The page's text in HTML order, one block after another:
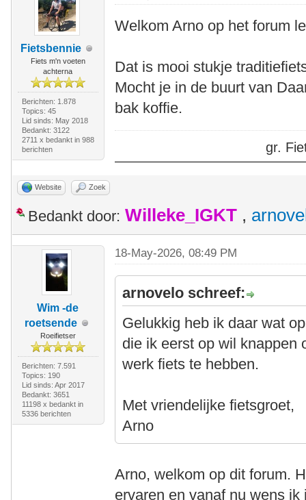
Fietsbennie
Fiets m'n voeten
achterna
Berichten: 1.878
Topics: 45
Lid sinds: May 2018
Bedankt: 3122
2711 x bedankt in 988
berichten
Welkom Arno op het forum
Dat is mooi stukje
Mocht je in de buurt van
bak koffie.
gr.
Website Zoek
Bedankt door: Willeke_IGKT ,
Wim -de
roetsende
Roeifietser
Berichten: 7.591
Topics: 190
Lid sinds: Apr 2017
Bedankt: 3651
11198 x bedankt in
5336 berichten
18-May-2026, 08:49 PM
arnovelo schreef:
Gelukkig heb ik daar wat
die ik eerst op wil knappen
werk fiets te hebben.
Met vriendelijke fietsgroet,
Arno
Arno, welkom op dit forum.
ervaren en vanaf nu wens